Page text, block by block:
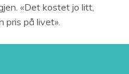
«Det kostet jo litt,
pris på livet».